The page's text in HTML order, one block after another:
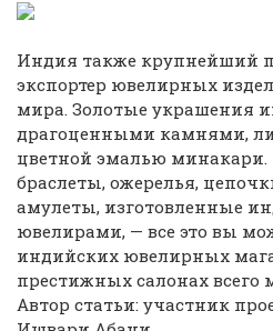
Индия также крупнейший
экспортер ювелирных
мира. Золотые украшения
драгоценными камнями,
цветной эмалью минакари.
браслеты, ожерелья,
амулеты, изготовленные
ювелирами, — все это вы
индийских ювелирных
престижных салонах всего
Автор статьи: участник